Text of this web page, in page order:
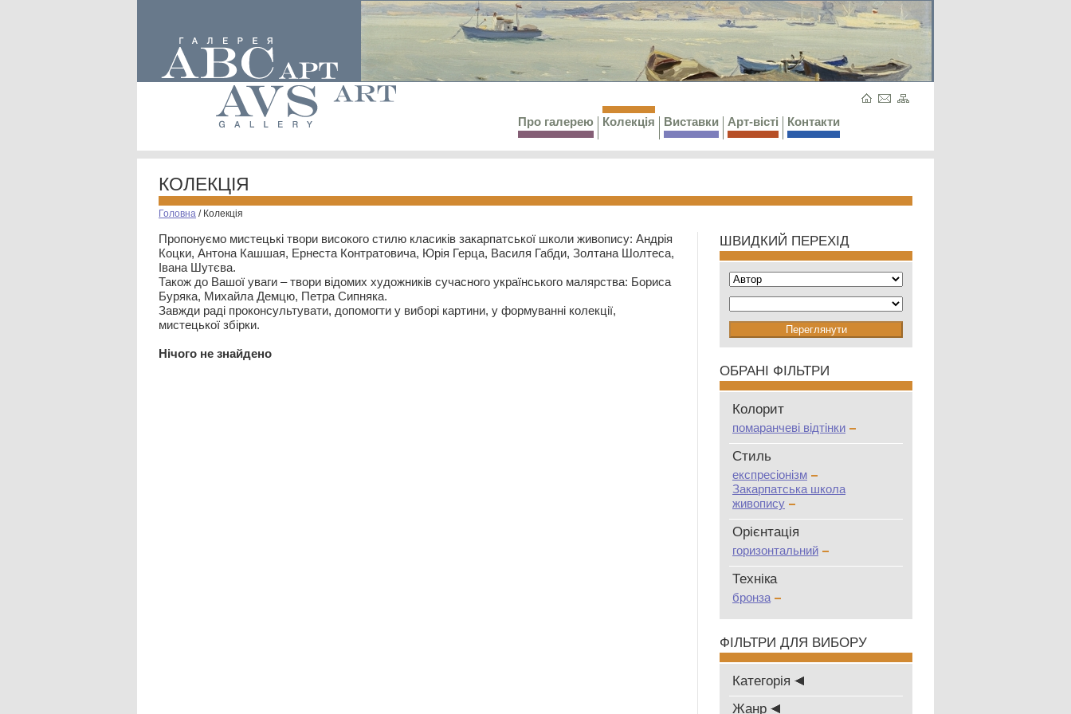
Про галерею Колекція Виставки Арт-вісті Контакти
КОЛЕКЦІЯ
Головна / Колекція
Пропонуємо мистецькі твори високого стилю класиків закарпатської школи живопису: Андрія
Коцки, Антона Кашшая, Ернеста Контратовича, Юрія Герца, Василя Габди, Золтана Шолтеса,
Івана Шутєва.
Також до Вашої уваги – твори відомих художників сучасного українського малярства: Бориса
Буряка, Михайла Демцю, Петра Сипняка.
Завжди раді проконсультувати, допомогти у виборі картини, у формуванні колекції,
мистецької збірки.
Нiчого не знайдено
ШВИДКИЙ ПЕРЕХІД
ОБРАНІ ФІЛЬТРИ
Колорит
помаранчеві відтінки
Стиль
експресіонізм
Закарпатська школа
живопису
Oрієнтація
горизонтальний
Техніка
бронза
ФІЛЬТРИ ДЛЯ ВИБОРУ
Категорія
Жанр